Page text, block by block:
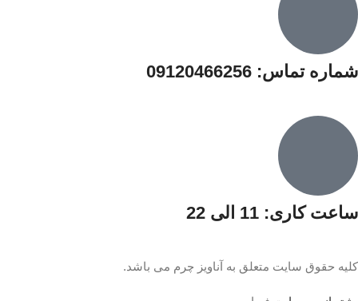
شماره تماس: 09120466256
ساعت کاری: 11 الی 22
کلیه حقوق سایت متعلق به آناویز چرم می باشد.